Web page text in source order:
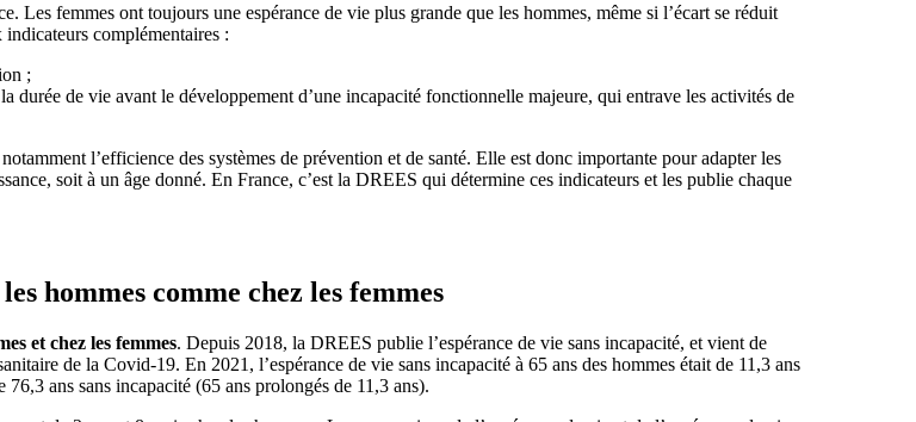
Les femmes ont toujours une espérance de vie plus grande que les hommes, même si l’écart se réduit
complémentaires :
;
durée de vie avant le développement d’une incapacité fonctionnelle majeure, qui entrave les activités de
l’efficience des systèmes de prévention et de santé. Elle est donc importante pour adapter les
soit à un âge donné. En France, c’est la DREES qui détermine ces indicateurs et les publie chaque
hommes comme chez les femmes
et chez les femmes. Depuis 2018, la DREES publie l’espérance de vie sans incapacité, et vient de
de la Covid-19. En 2021, l’espérance de vie sans incapacité à 65 ans des hommes était de 11,3 ans
ans sans incapacité (65 ans prolongés de 11,3 ans).